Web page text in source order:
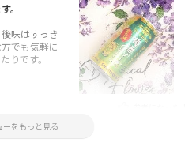
。
味はすっき
でも気軽に
りです。
ーをもっと見る